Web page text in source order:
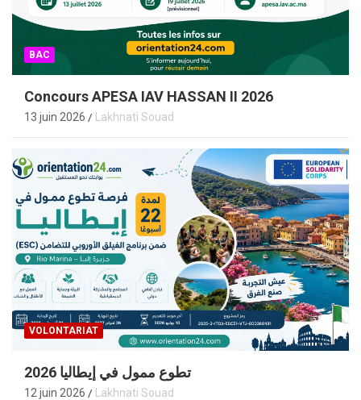
BAC
Concours APESA IAV HASSAN II 2026
13 juin 2026 Lakhnati Souad
VOLONTARIAT
تطوع ممول في إيطاليا 2026
12 juin 2026 Lakhnati Souad